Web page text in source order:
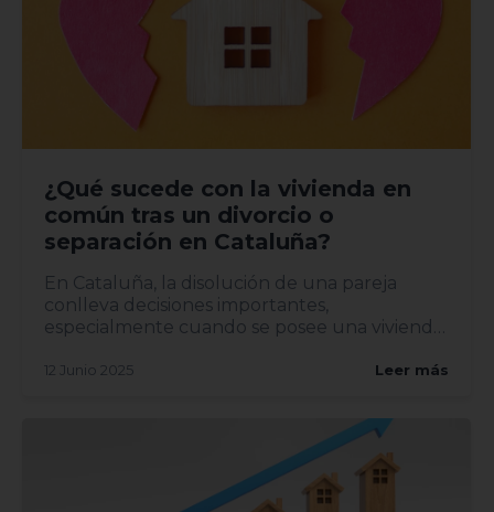
¿Qué sucede con la vivienda en
común tras un divorcio o
separación en Cataluña?
En Cataluña, la disolución de una pareja
conlleva decisiones importantes,
especialmente cuando se posee una vivienda
12 Junio 2025 Leer más